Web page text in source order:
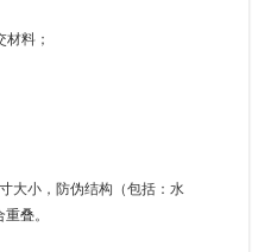
料；
大小，防伪结构（包括：水
叠。